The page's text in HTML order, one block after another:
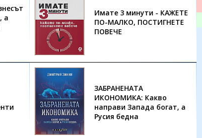
а
Имате 3 минути - КАЖЕТЕ
ПО-МАЛКО, ПОСТИГНЕТЕ
ПОВЕЧЕ
ЗАБРАНЕНАТА
ИКОНОМИКА: Какво
направи Запада богат, а
Русия бедна